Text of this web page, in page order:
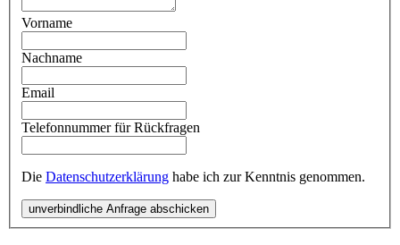
Vorname
Nachname
Email
Telefonnummer für Rückfragen
Die Datenschutzerklärung habe ich zur Kenntnis genommen.
unverbindliche Anfrage abschicken